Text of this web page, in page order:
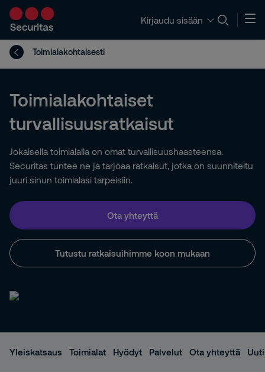
Kirjaudu sisään
Toimialakohtaisesti
Toimialakohtaiset
turvallisuusratkaisut
Jokaisella toimialalla on omat turvallisuushaasteensa.
Securitas tuntee ne ja tarjoaa ratkaisut, jotka on suunniteltu
juuri sinun toimialasi tarpeisiin.
Ota yhteyttä
Tutustu ratkaisuihimme koon mukaan
Yleiskatsaus Toimialat Hyödyt Palvelut Ota yhteyttä